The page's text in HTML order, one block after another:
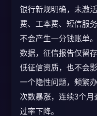
银行新规明确，未激
费、工本费、短信服
不会产生一分钱账单
数据，征信报告仅留
低征信资质，也不会
一个隐性问题，频繁
次数暴涨，连续3个
过率下降。